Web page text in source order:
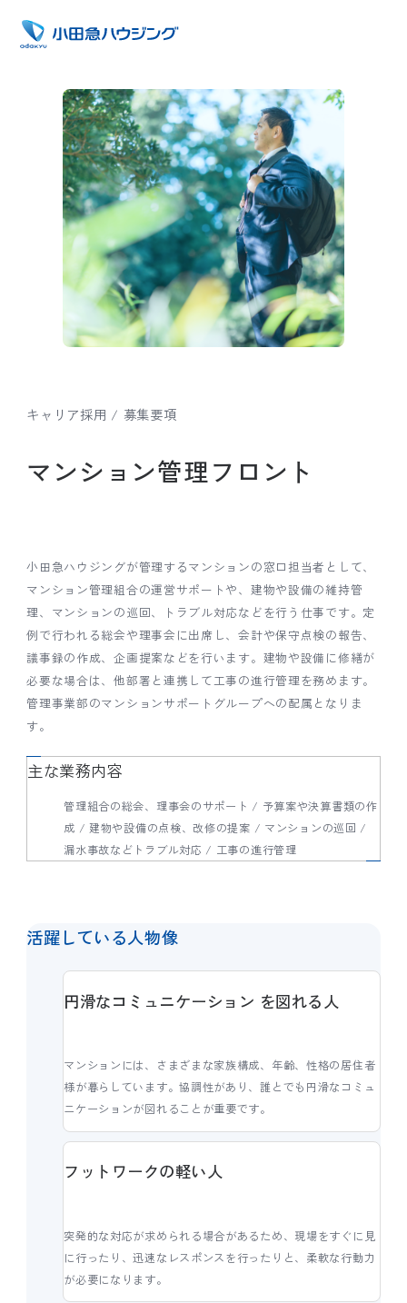
キャリア採用 / 募集要項
マンション管理フロント
小田急ハウジングが管理するマンションの窓口担当者として、
マンション管理組合の運営サポートや、建物や設備の維持管
理、マンションの巡回、トラブル対応などを行う仕事です。定
例で行われる総会や理事会に出席し、会計や保守点検の報告、
議事録の作成、企画提案などを行います。建物や設備に修繕が
必要な場合は、他部署と連携して工事の進行管理を務めます。
管理事業部のマンションサポートグループへの配属となりま
す。
主な業務内容
管理組合の総会、理事会のサポート / 予算案や決算書類の作
成 / 建物や設備の点検、改修の提案 / マンションの巡回 /
漏水事故などトラブル対応 / 工事の進行管理
活躍している人物像
円滑なコミュニケーション を図れる人
マンションには、さまざまな家族構成、年齢、性格の居住者
様が暮らしています。協調性があり、誰とでも円滑なコミュ
ニケーションが図れることが重要です。
フットワークの軽い人
突発的な対応が求められる場合があるため、現場をすぐに見
に行ったり、迅速なレスポンスを行ったりと、柔軟な行動力
が必要になります。